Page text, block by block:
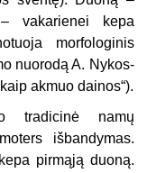
vakarienei kepa
morfologinis
nuorodą A. Nykos-
akmuo dainos“).
tradicinė namų
išbandymas.
pirmąją duoną.